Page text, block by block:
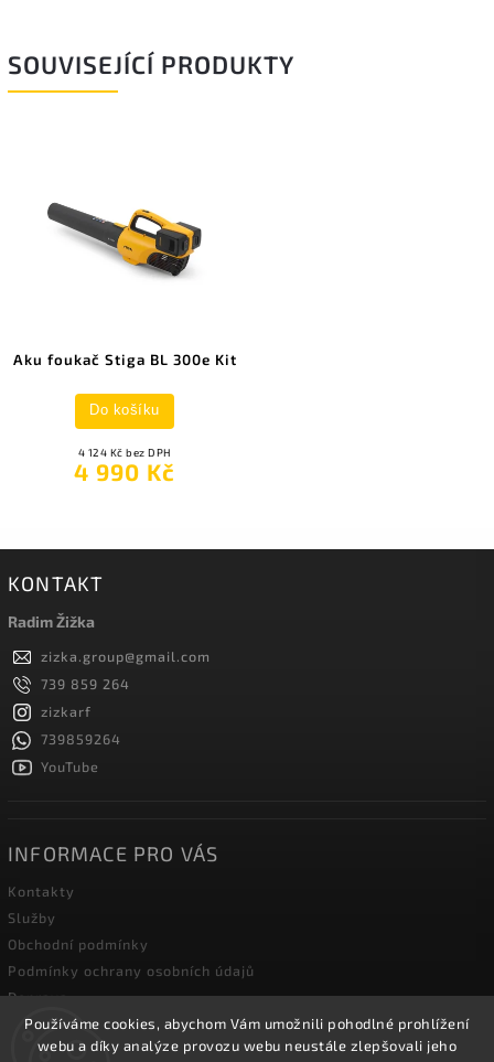
Používáme cookies, abychom Vám umožnili pohodlné prohlížení
webu a díky analýze provozu webu neustále zlepšovali jeho
SOUVISEJÍCÍ PRODUKTY
Aku foukač Stiga BL 300e Kit
4 124 Kč bez DPH
4 990 Kč
Do košíku
KONTAKT
Radim Žižka
zizka.group@gmail.com
739 859 264
zizkarf
739859264
YouTube
INFORMACE PRO VÁS
Kontakty
Služby
Obchodní podmínky
Podmínky ochrany osobních údajů
Doprava
Blog zahradní techniky